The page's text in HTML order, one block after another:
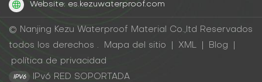
Website: es.kezuwaterproof.com
© Nanjing Kezu Waterproof Material Co.,ltd Reservados
todos los derechos .
Mapa del sitio XML Blog
política de privacidad
IPv6 RED SOPORTADA